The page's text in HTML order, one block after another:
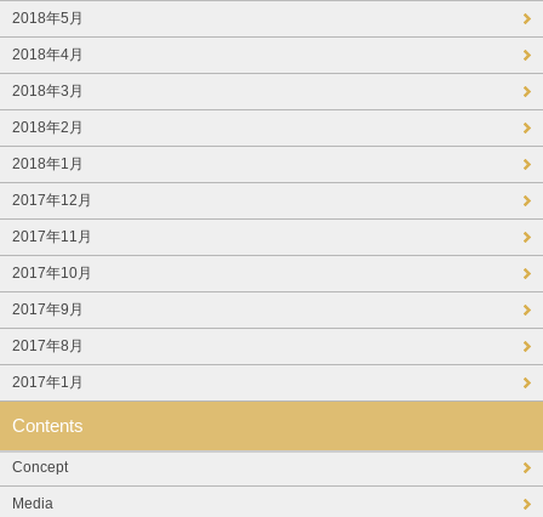
2018年5月
2018年4月
2018年3月
2018年2月
2018年1月
2017年12月
2017年11月
2017年10月
2017年9月
2017年8月
2017年1月
Contents
Concept
Media